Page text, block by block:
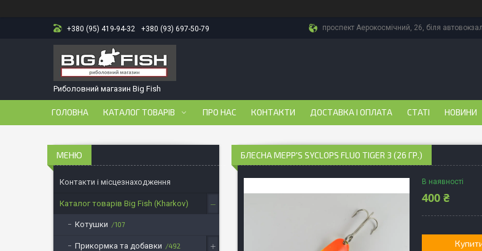
+380 (95) 419-94-32 +380 (93) 697-50-79 проспект Аерокосмічний, 26, біля
Риболовний магазин Big Fish
ГОЛОВНА КАТАЛОГ ТОВАРІВ ПРО НАС КОНТАКТИ ДОСТАВКА І ОПЛАТА СТАТІ НОВИНИ
БЛЕСНА MEPP'S SYCLOPS FLUO TIGER 3 (26 ГР.)
В наявності
400 ₴
Контакти і місцезнаходження
Каталог товарів Big Fish (Kharkov)
Котушки 107
Прикормка та добавки 492